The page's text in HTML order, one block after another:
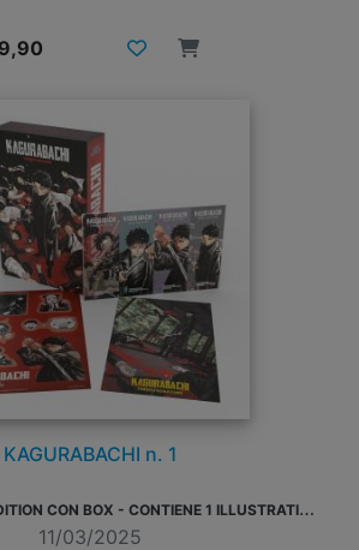
KAGURABACHI n. 1
V
ARIANT COVER EDITION CON BOX - CONTIENE 1 ILLUSTRATION CARD, 1 SET DI STICKERS E 1 SET DI SEGNALIBRI IN PVC
11/03/2025